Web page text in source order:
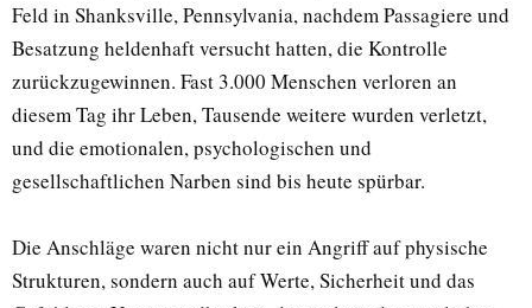
Feld in Shanksville, Pennsylvania, nachdem Passagiere und
Besatzung heldenhaft versucht hatten, die Kontrolle
zurückzugewinnen. Fast 3.000 Menschen verloren an
diesem Tag ihr Leben, Tausende weitere wurden verletzt,
und die emotionalen, psychologischen und
gesellschaftlichen Narben sind bis heute spürbar.
Die Anschläge waren nicht nur ein Angriff auf physische
Strukturen, sondern auch auf Werte, Sicherheit und das